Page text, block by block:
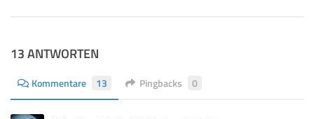
13 ANTWORTEN
Kommentare 13 Pingbacks 0